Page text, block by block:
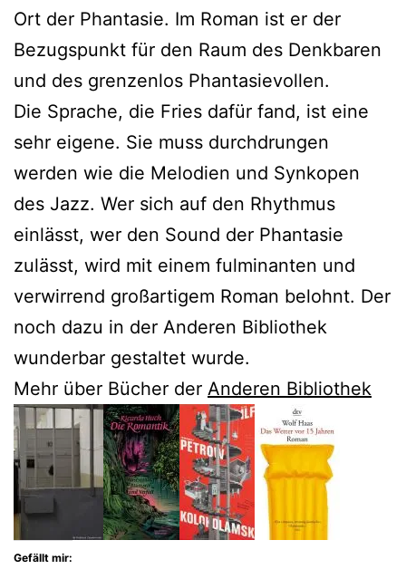
Ort der Phantasie. Im Roman ist er der
Bezugspunkt für den Raum des Denkbaren
und des grenzenlos Phantasievollen.
Die Sprache, die Fries dafür fand, ist eine
sehr eigene. Sie muss durchdrungen
werden wie die Melodien und Synkopen
des Jazz. Wer sich auf den Rhythmus
einlässt, wer den Sound der Phantasie
zulässt, wird mit einem fulminanten und
verwirrend großartigem Roman belohnt. Der
noch dazu in der Anderen Bibliothek
wunderbar gestaltet wurde.
Mehr über Bücher der Anderen Bibliothek
Gefällt mir: